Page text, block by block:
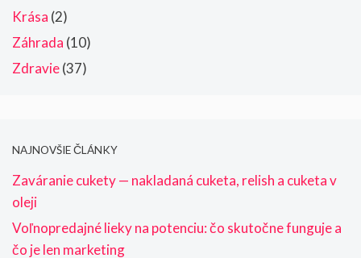
Krása (2)
Záhrada (10)
Zdravie(37)
NAJNOVŠIE ČLÁNKY
Zaváranie cukety — nakladaná cuketa, relish a cuketa v
oleji
Voľnopredajné lieky na potenciu: čo skutočne funguje a
čo je len marketing